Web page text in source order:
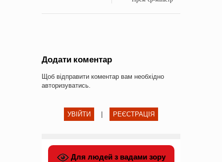
Додати коментар
Щоб відправити коментар вам необхідно
авторизуватись.
УВІЙТИ РЕЄСТРАЦІЯ
Для людей з вадами зору